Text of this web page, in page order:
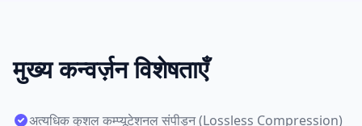
मुख्य कन्वर्ज़न विशेषताएँ
अत्यधिक कुशल कम्प्यूटेशनल संपीड़न (Lossless Compression)